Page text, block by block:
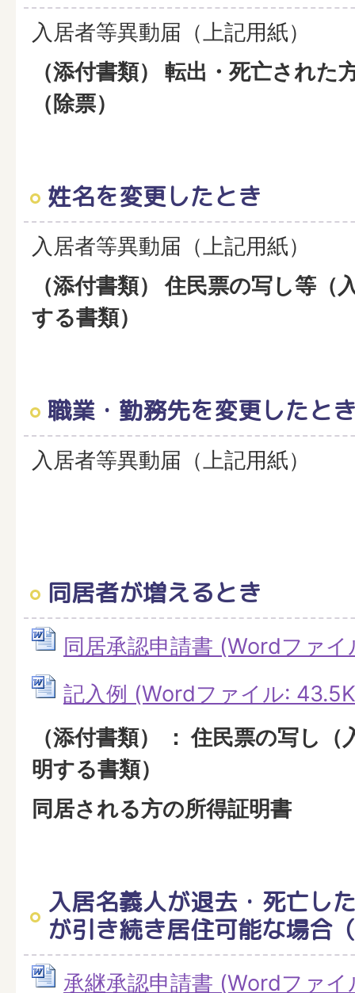
入居者等異動届（上記用紙）
（添付書類） 転出・死亡された
（除票）
姓名を変更したとき
入居者等異動届（上記用紙）
（添付書類） 住民票の写し等（
する書類）
職業・勤務先を変更したと
入居者等異動届（上記用紙）
同居者が増えるとき
同居承認申請書 (Wordファ
記入例 (Wordファイル:
（添付書類） ： 住民票の写し
明する書類）
同居される方の所得証明書
入居名義人が退去・死亡し
が引き続き居住可能な場合
承継承認申請書 (Wordファイ